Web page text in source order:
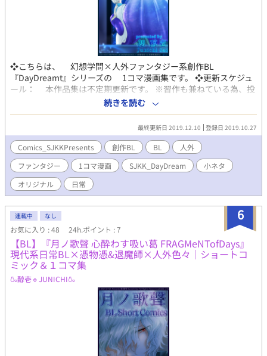
❖こちらは、 幻想学問×人外ファンタジー系創作BL
『DayDreamt』シリーズの 1コマ漫画集です。 ❖更新スケジュ
ール： 本作品集は不定期更新です。 ※習作も兼ねている為、投
稿作品の制作時期、 作画クオリティ、画風はまばらです。
※R18作品が追加となった際は カテゴリをR18に変更いたしま
す。 ＋＋＋補足情報＋＋＋ ●『DayDream』シリーズとは…？
種族人外や異形人外たちが 学者や様々な職につきながら暮
らしている 大きな研究施設での生活をまったりお届けするシリ
ーズです。 異種間CPや異種婚、体格差など 人外ならではの
BL要素満載です。 ＋＋＋投稿作品についての注意事項(定型
掲載文)＋＋＋ ※当方が創作するすべての作品・物語・用語・情報
等は、作者の想像からの完全なるフィクションです。 例え作中
それらとは一切の関係はありません。 ※当方が投稿する全ての創
作物（イラスト・文章など）の 無断記載・転載・転用・複製(模
写トレス含)・保存(スクショ含)・二次配布 自作発現・商品化・
創作作品の二次創作・二次利用(アイコン・ヘッダー・壁紙利用な
ど) は、いかなる場合も一切禁止です。 ※No reproduction or
republication without written permission. ※Gebrauchen die
Bilder ohne Genehmigung verboten.
続きを読む
最終更新日 2019.12.10 登録日 2019.10.27
Comics_SJKKPresents 創作BL BL
人外
ファンタジー
1コマ漫画 SJKK_DayDream
小ネタ
オリジナル
日常
6
連載中 なし
お気に入り : 48 24h.ポイント : 7
【BL】『月ノ歌聲 心酔わす吸い葛 FRAGMeNTofDays』
現代系日常BL×憑物憑&退魔師×人外色々｜ショートコ
ミック＆１コマ集
🍶醇壱🔹JUNICHI🍶